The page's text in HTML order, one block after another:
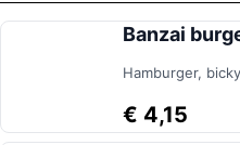
Banzai
Hamburger,
€ 4,15